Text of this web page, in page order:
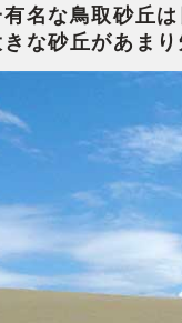
有名な鳥取砂丘
な砂丘があま